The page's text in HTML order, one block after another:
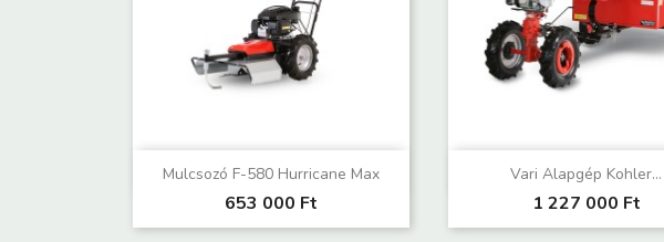
Mulcsozó F-580 Hurricane Max
653 000 Ft
Előnézet Vari Alapgép Kohler...
1 227 000 Ft
Előnézet